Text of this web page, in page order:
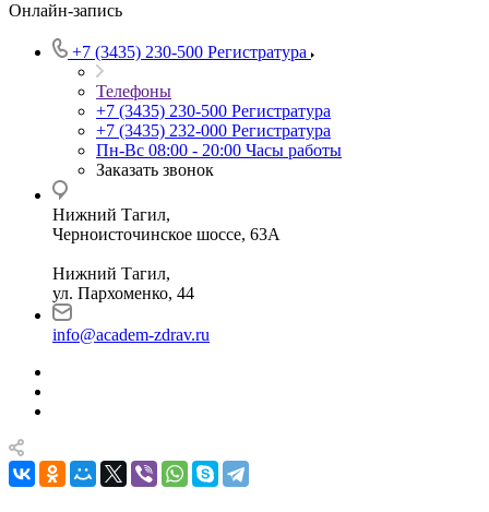
Онлайн-запись
+7 (3435) 230-500 Регистратура
Телефоны
+7 (3435) 230-500 Регистратура
+7 (3435) 232-000 Регистратура
Пн-Вс 08:00 - 20:00 Часы работы
Заказать звонок
Нижний Тагил,
Черноисточинское шоссе, 63А
Нижний Тагил,
ул. Пархоменко, 44
info@academ-zdrav.ru